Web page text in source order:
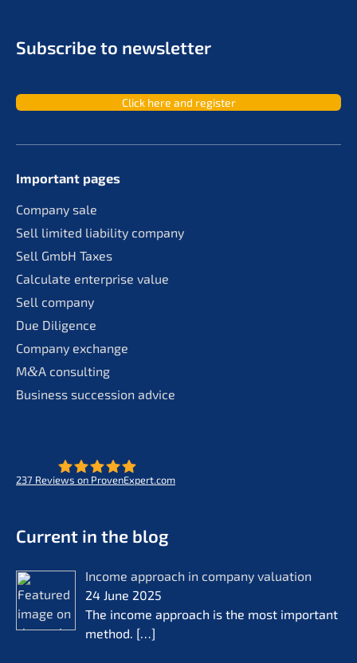
Subscri­be to newsletter
Click here and register
Important pages
Compa­ny sale
Sell limit­ed liabi­li­ty company
Sell GmbH Taxes
Calcu­la­te enter­pri­se value
Sell compa­ny
Due Diligence
Compa­ny exchange
M&A consul­ting
Business succes­si­on advice
237 Reviews on ProvenExpert.com
Current in the blog
Income approach in compa­ny valua­ti­on
24 June 2025
The income approach is the most important
method. […]